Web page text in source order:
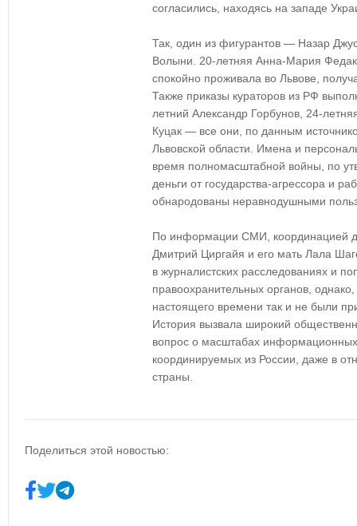
согласились, находясь на западе
Так, один из фигурантов — Назар
Волыни. 20-летняя Анна-Мария
спокойно проживала во Львове,
Также приказы кураторов из РФ
летний Александр Горбунов, 24-
Куцак — все они, по данным
Львовской области. Имена и
время полномасштабной войны, по
деньги от государства-агрессора и
обнародованы неравнодушными
По информации СМИ, координацией
Дмитрий Циргайя и его мать Лала
в журналистских расследованиях и
правоохранительных органов,
настоящего времени так и не были
История вызвала широкий
вопрос о масштабах
координируемых из России, даже в
страны.
Поделиться этой новостью: